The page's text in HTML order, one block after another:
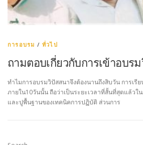
การอบรม /ทั่วไป
ถามตอบเกี่ยวกับการเข้าอบร
ทำไมการอบรมวิปัสสนาจึงต้องนานถึงสิบวัน การเรี
ภายใน10วันนั้น ถือว่าเป็นระยะเวลาที่สั้นที่สุดแล้ว
และปูพื้นฐานของเทคนิคการปฏิบัติ ส่วนการ